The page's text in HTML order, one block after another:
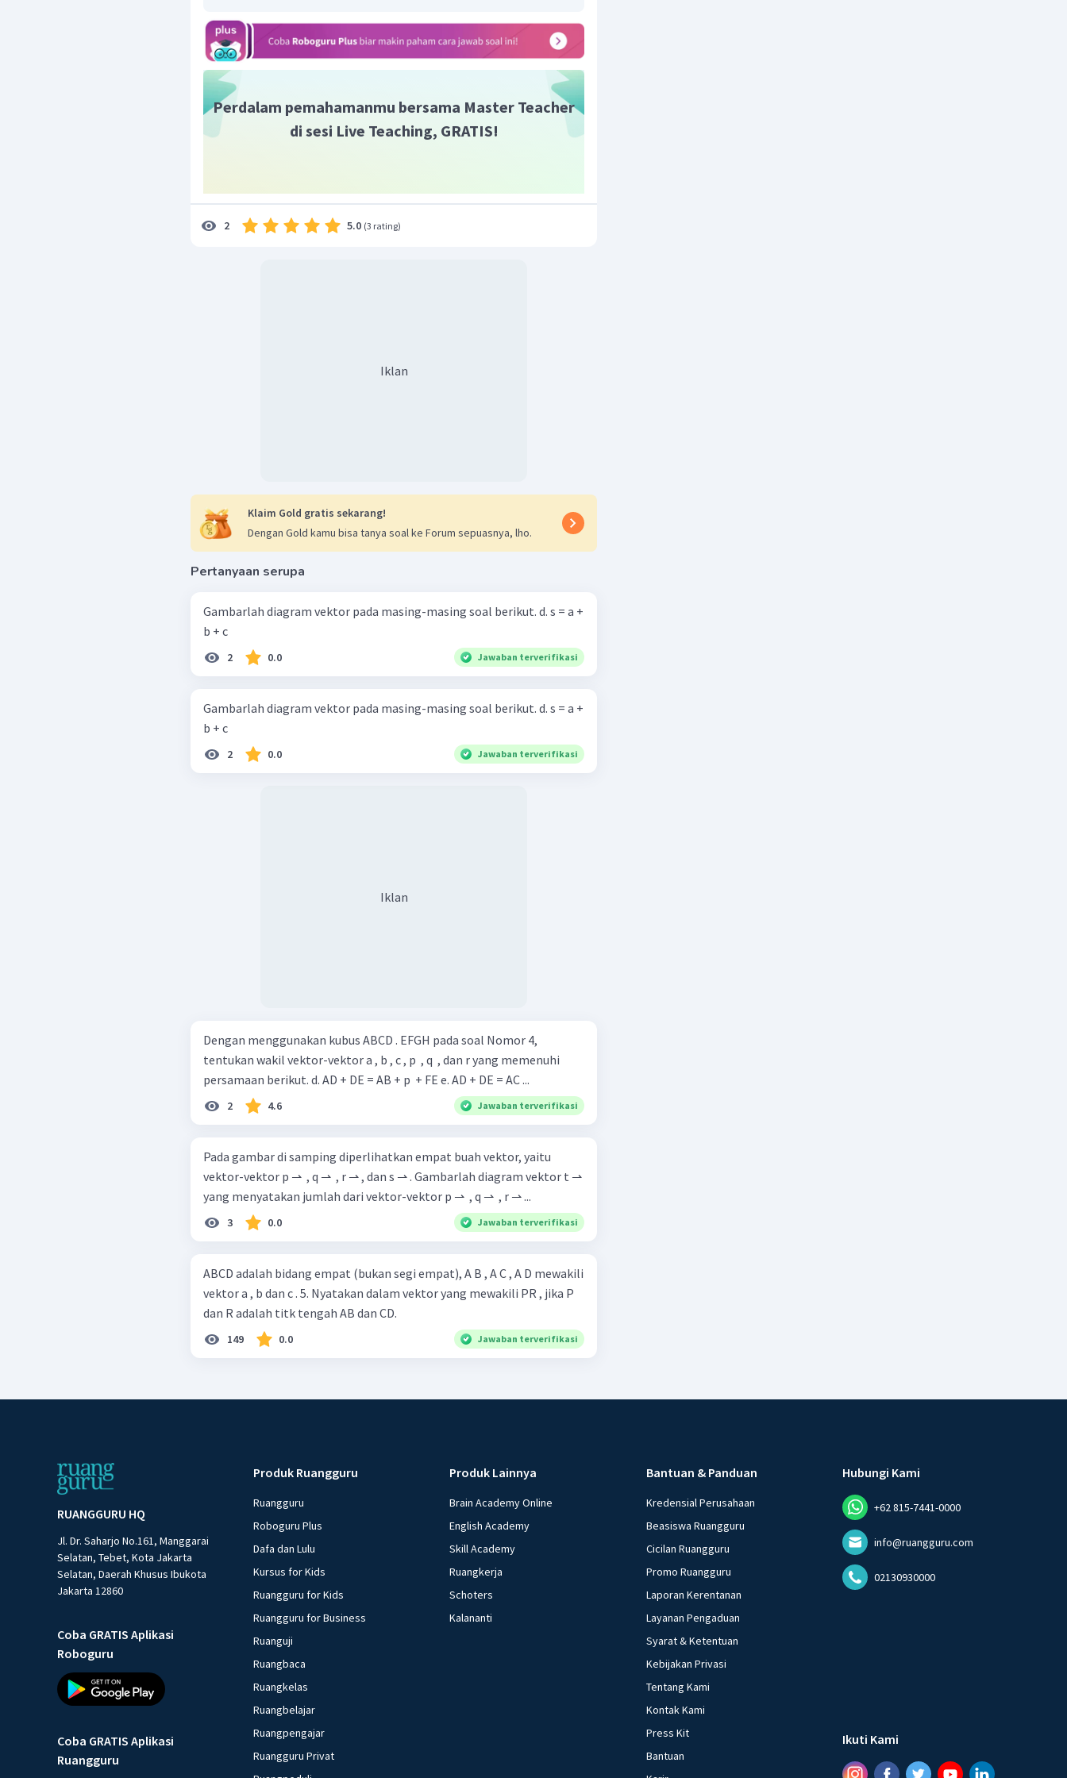
r
Perdalam pemahamanmu bersama Master Teacher
di sesi Live Teaching, GRATIS!
2 5.0 (3 rating)
Iklan
Klaim Gold gratis sekarang!
Dengan Gold kamu bisa tanya soal ke Forum sepuasnya, lho.
Pertanyaan serupa
Gambarlah diagram vektor pada masing­-masing soal berikut. d. s = a +
b + c
2 0.0 Jawaban terverifikasi
Gambarlah diagram vektor pada masing­-masing soal berikut. d. s = a +
b + c
2 0.0 Jawaban terverifikasi
Iklan
Dengan menggunakan kubus ABCD . EFGH pada soal Nomor 4,
tentukan wakil vektor-vektor a , b , c , p ​ , q ​ , dan r yang memenuhi
persamaan berikut. d. AD + DE = AB + p ​ + FE e. AD + DE = AC ...
2 4.6 Jawaban terverifikasi
Pada gambar di samping diperlihatkan empat buah vektor, yaitu
vektor­-vektor p ⇀ ​ , q ⇀ ​ , r ⇀ , dan s ⇀ . Gambarlah diagram vektor t ⇀
yang menyatakan jumlah dari vektor-vektor p ⇀ ​ , q ⇀ ​ , r ⇀ ...
3 0.0 Jawaban terverifikasi
ABCD adalah bidang empat (bukan segi empat), A B , A C , A D mewakili
vektor a , b dan c . 5. Nyatakan dalam vektor yang mewakili PR , jika P
dan R adalah titk tengah AB dan CD.
149 0.0 Jawaban terverifikasi
RUANGGURU HQ
Jl. Dr. Saharjo No.161, Manggarai
Selatan, Tebet, Kota Jakarta
Selatan, Daerah Khusus Ibukota
Jakarta 12860
Coba GRATIS Aplikasi
Roboguru
Coba GRATIS Aplikasi
Ruangguru
Produk Ruangguru
Ruangguru
Roboguru Plus
Dafa dan Lulu
Kursus for Kids
Ruangguru for Kids
Ruangguru for Business
Ruanguji
Ruangbaca
Ruangkelas
Ruangbelajar
Ruangpengajar
Ruangguru Privat
Produk Lainnya
Brain Academy Online
English Academy
Skill Academy
Ruangkerja
Schoters
Kalananti
Bantuan & Panduan
Kredensial Perusahaan
Beasiswa Ruangguru
Cicilan Ruangguru
Promo Ruangguru
Laporan Kerentanan
Layanan Pengaduan
Syarat & Ketentuan
Kebijakan Privasi
Tentang Kami
Kontak Kami
Press Kit
Bantuan
Hubungi Kami
+62 815-7441-0000
info@ruangguru.com
02130930000
Ikuti Kami